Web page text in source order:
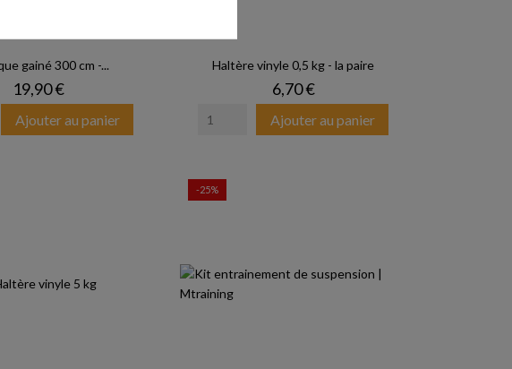
gainé 300 cm -...
Prix
19,90 €
Ajouter au panier
Haltère vinyle 0,5 kg - la paire
Prix
6,70 €
Ajouter au panier
-25%